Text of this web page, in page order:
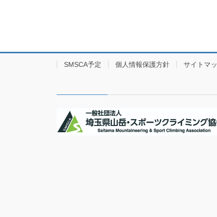
SMSCA予定 個人情報保護方針 サイトマ